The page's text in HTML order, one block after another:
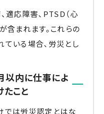
適応障害、PTSD（心
含まれます。これらの
いる場合、労災とし
以内に仕事によ
こと
では労災認定とはな